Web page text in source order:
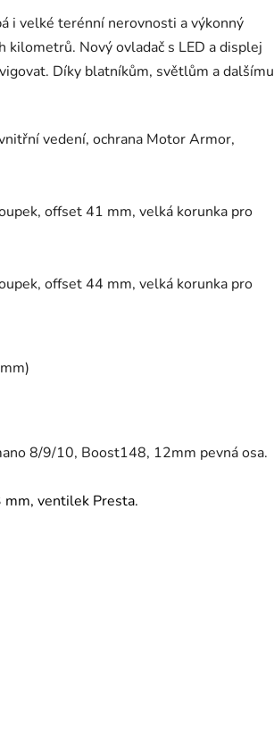
i velké terénní nerovnosti a výkonný
kilometrů. Nový ovladač s LED a displej
Díky blatníkům, světlům a dalšímu
vedení, ochrana Motor Armor,
offset 41 mm, velká korunka pro
offset 44 mm, velká korunka pro
8/9/10, Boost148, 12mm pevná osa.
mm, ventilek Presta.